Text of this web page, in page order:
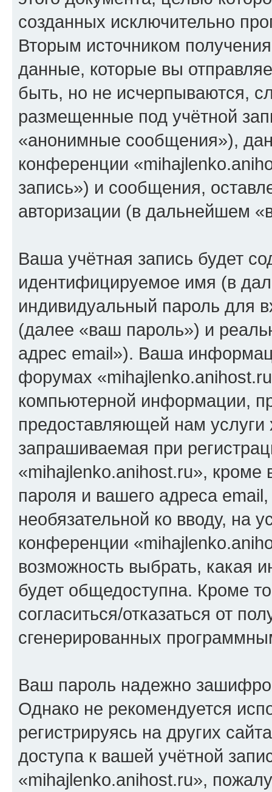
созданных исключительно
Вторым источником
данные, которые вы
быть, но не исчерпываются,
размещенные под учётной
«анонимные сообщения»),
конференции
запись») и сообщения,
авторизации (в дальнейшем
Ваша учётная запись будет
идентифицируемое имя (в
индивидуальный пароль для
(далее «ваш пароль») и
адрес email»). Ваша
форумах
компьютерной информации,
предоставляющей нам
запрашиваемая при
«mihajlenko.anihost.ru», кроме
пароля и вашего адреса
необязательной ко вводу, на
конференции
возможность выбрать, какая
будет общедоступна. Кроме
согласиться/отказаться от
сгенерированных
Ваш пароль надежно
Однако не рекомендуется
регистрируясь на других
доступа к вашей учётной
«mihajlenko.anihost.ru»,